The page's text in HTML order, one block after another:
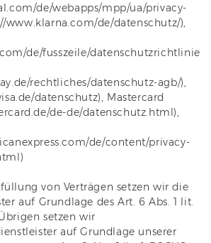
de/webapps/mpp/ua/privacy-
www.klarna.com/de/datenschutz/),
de/fusszeile/datenschutzrichtlinie
rechtliches/datenschutz-agb/),
datenschutz), Mastercard
de-de/datenschutz.html),
de/content/privacy-
von Verträgen setzen wir die
auf Grundlage des Art. 6 Abs. 1 lit.
setzen wir
auf Grundlage unserer